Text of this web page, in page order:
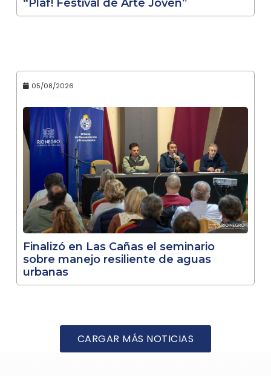
“Plaf! Festival de Arte Joven”
05/08/2026
Finalizó en Las Cañas el seminario
sobre manejo resiliente de aguas
urbanas
CARGAR MÁS NOTICIAS